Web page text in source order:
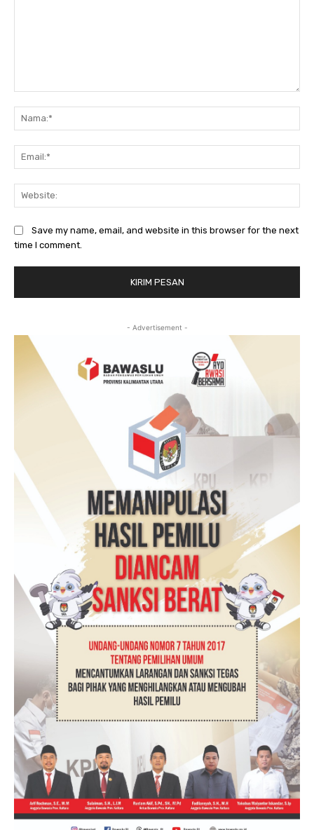
Save my name, email, and website in this browser for the next
time I comment.
- Advertisement -